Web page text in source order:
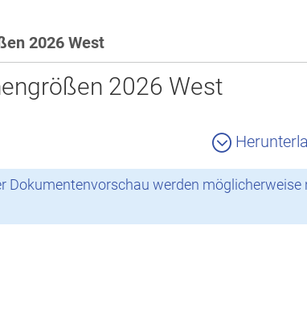
2026 West
2026 West
Dokumentenvorschau werden möglicherweise